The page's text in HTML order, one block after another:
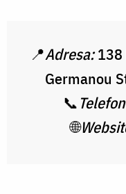
📍Adresa:138
Germanou
📞
🌐